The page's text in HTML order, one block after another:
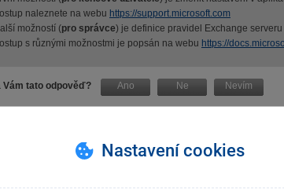
Nastavení cookies
naleznete na webu https://support.microsoft.com
možností (pro správce) je definice pravidel Exchange
s různými možnostmi je popsán na webu https://
Vám tato odpověď? Ano Ne Nevím